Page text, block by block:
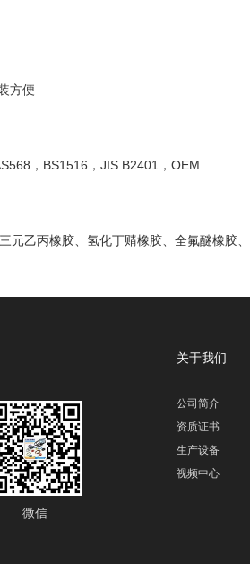
方便
，BS1516，JIS B2401，OEM
元乙丙橡胶、氢化丁䞍橡胶、全氟醚橡胶
微信
关于我们
公司简介
资质证书
生产设备
视频中心